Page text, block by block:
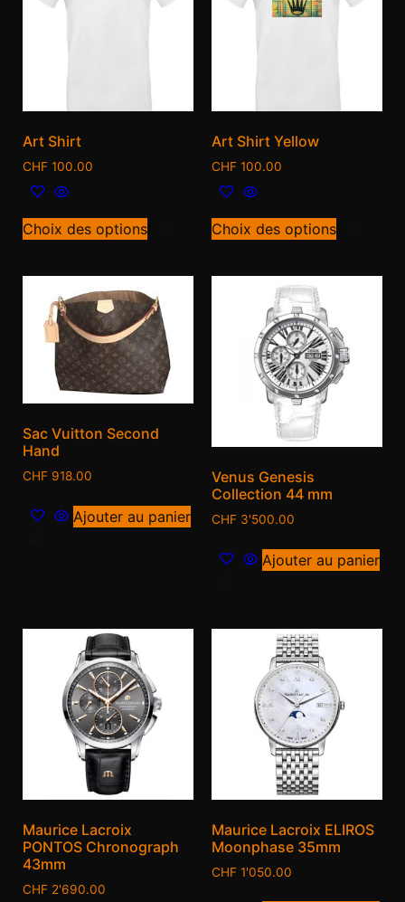
Art Shirt
CHF 100.00
Choix des options
Art Shirt Yellow
CHF 100.00
Choix des options
Sac Vuitton Second
Hand
CHF 918.00
Ajouter au panier
Venus Genesis
Collection 44 mm
CHF 3'500.00
Ajouter au panier
Maurice Lacroix
PONTOS Chronograph
43mm
CHF 2'690.00
Maurice Lacroix ELIROS
Moonphase 35mm
CHF 1'050.00